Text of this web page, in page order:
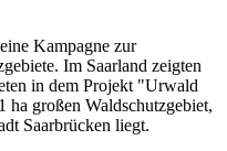
Kampagne zur
Im Saarland zeigten
in dem Projekt "Urwald
ha großen Waldschutzgebiet,
Saarbrücken liegt.